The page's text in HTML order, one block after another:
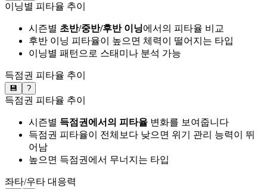
이닝별 피타율 추이
시즌별 초반/중반/후반 이닝에서의 피타율 비교
후반 이닝 피타율이 높으면 체력이 떨어지는 타입
이닝별 패턴으로 스태미나 분석 가능
득점권 피타율 추이
💾 ?
득점권 피타율 추이
시즌별 득점권에서의 피타율 변화를 보여줍니다
득점권 피타율이 전체보다 낮으면 위기 관리 능력이 뛰
어남
높으면 득점권에서 무너지는 타입
좌타/우타 대응력